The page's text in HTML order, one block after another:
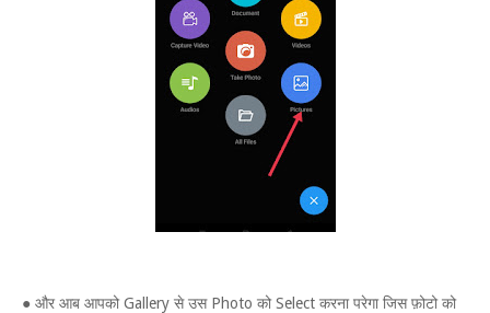
● और आब आपको Gallery से उस Photo को Select करना परेगा जिस फ़ोटो को